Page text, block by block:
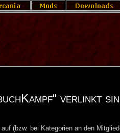
verlinkt
(bzw. bei Kategorien an den